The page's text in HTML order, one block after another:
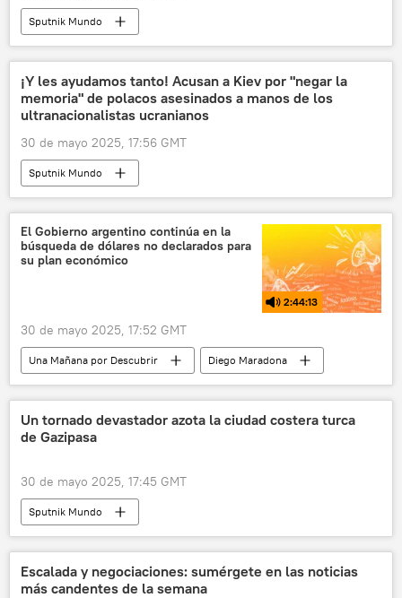
Sputnik Mundo
¡Y les ayudamos tanto! Acusan a Kiev por "negar la
memoria" de polacos asesinados a manos de los
ultranacionalistas ucranianos
30 de mayo 2025, 17:56 GMT
Sputnik Mundo
El Gobierno argentino continúa en la
búsqueda de dólares no declarados para
su plan económico
2:44:13
30 de mayo 2025, 17:52 GMT
Una Mañana por Descubrir
Diego Maradona
Argentina
justicia
📈 Mercados y finanzas
dólar
Un tornado devastador azota la ciudad costera turca
de Gazipasa
30 de mayo 2025, 17:45 GMT
Sputnik Mundo
Escalada y negociaciones: sumérgete en las noticias
más candentes de la semana